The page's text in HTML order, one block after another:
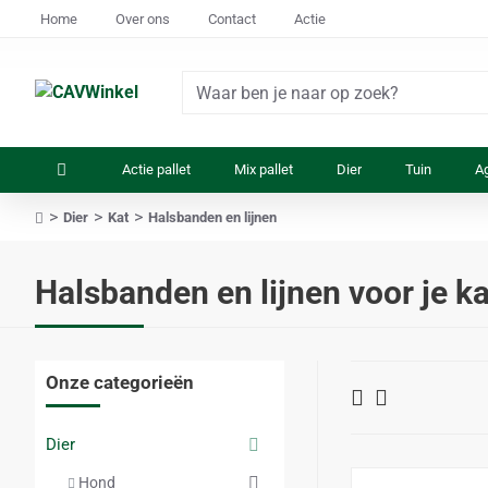
Home Over ons Contact Actie
Waar
Actie pallet Mix pallet Dier Tuin
Halsbanden en lijnen voor je
Dier Kat Halsbanden en lijnen
Onze categorieën
Dier
Hond